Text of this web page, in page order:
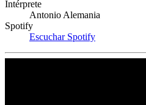
Intérprete
Antonio Alemania
Spotify
Escuchar Spotify